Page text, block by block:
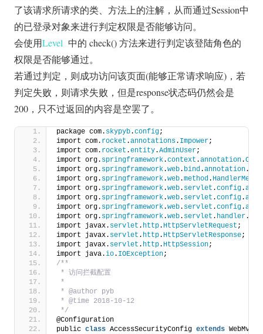
了该请求所请求的类、方法上的注解，从而通过Session中
的已登录对象来进行判定权限是否能够访问。
会使用Level 中的 check() 方法来进行判定该登陆角色的
权限是否能够通过。
若通过判定，则成功访问该页面(能够正常请求响应)，若
判定失败，则请求失败，但是response状态码仍然会是
200，只不过返回的内容是空罢了。
package com. skypyb.config;
import com. rocket .annotations. Impower;
import com. rocket .entity.AdminUser;
import org. springframework.context .annotation.
import org. springframework.web. bind .annotation.
import org. springframework.web.method .
import org. springframework.web. servlet .config.
import org. springframework.web. servlet .config.
import org. springframework.web. servlet .config.
import org. springframework.web. servlet . handler.
import javax. servlet . http. HttpServletRequest ;
import javax. servlet . http. HttpServletResponse;
import javax. servlet . http. HttpSession;
import java.io. IOException;
/**
* 访问拦截配置
*
* @author pyb
* @time 2018-10-12
*/
@Configuration
public class AccessSecurityConfig extends